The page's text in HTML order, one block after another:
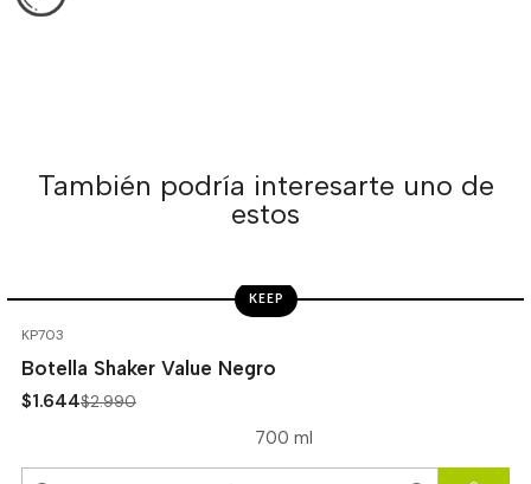
También podría interesarte uno de
estos
KP703
KEEP
Botella Shaker Value Negro
$1.644$2.990
700 ml